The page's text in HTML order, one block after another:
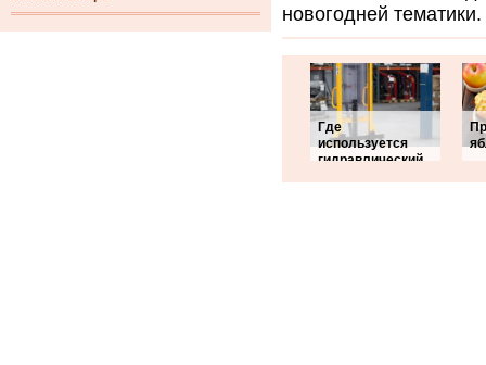
новогодней
Где
используется
гидравлический